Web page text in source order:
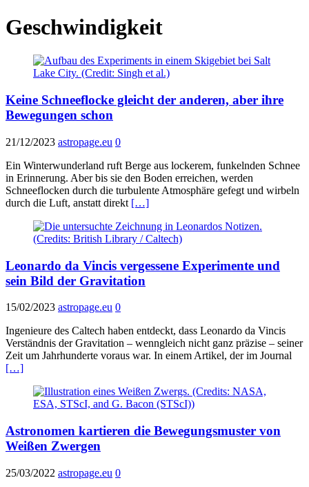
Geschwindigkeit
Keine Schneeflocke gleicht der anderen, aber ihre
Bewegungen schon
21/12/2023 astropage.eu 0
Ein Winterwunderland ruft Berge aus lockerem, funkelnden Schnee
in Erinnerung. Aber bis sie den Boden erreichen, werden
Schneeflocken durch die turbulente Atmosphäre gefegt und wirbeln
durch die Luft, anstatt direkt […]
Leonardo da Vincis vergessene Experimente und
sein Bild der Gravitation
15/02/2023 astropage.eu 0
Ingenieure des Caltech haben entdeckt, dass Leonardo da Vincis
Verständnis der Gravitation – wenngleich nicht ganz präzise – seiner
Zeit um Jahrhunderte voraus war. In einem Artikel, der im Journal
[…]
Astronomen kartieren die Bewegungsmuster von
Weißen Zwergen
25/03/2022 astropage.eu 0